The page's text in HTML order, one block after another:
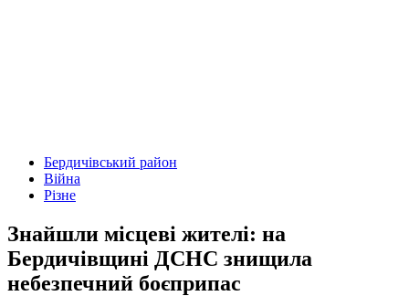
Бердичівський район
Війна
Різне
Знайшли місцеві жителі: на
Бердичівщині ДСНС знищила
небезпечний боєприпас